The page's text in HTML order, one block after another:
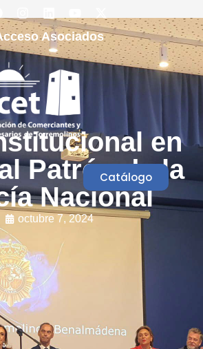
Asociados
Catálogo
en
Patrón de la
Nacional
octubre 7, 2024